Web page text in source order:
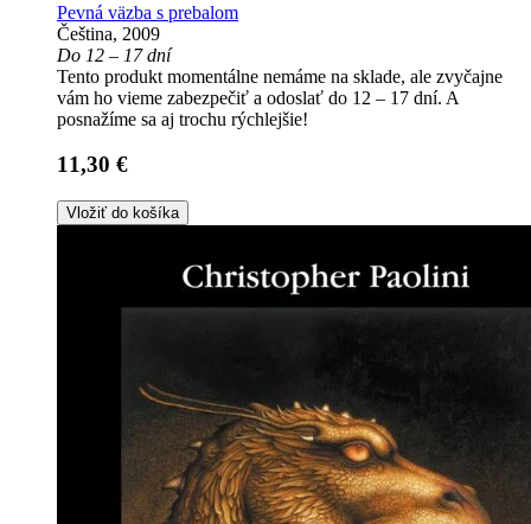
Pevná väzba s prebalom
Čeština, 2009
Do 12 – 17 dní
Tento produkt momentálne nemáme na sklade, ale zvyčajne
vám ho vieme zabezpečiť a odoslať do 12 – 17 dní. A
posnažíme sa aj trochu rýchlejšie!
11,30 €
Vložiť do košíka